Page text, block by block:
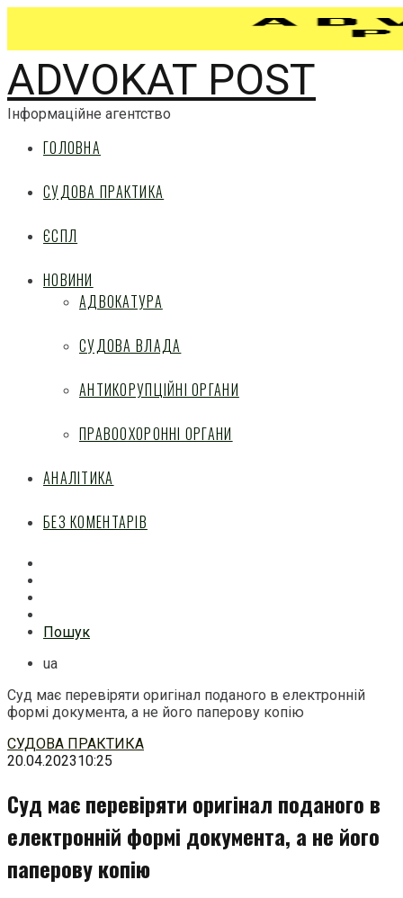
ADVOKAT POST
Інформаційне агентство
ГОЛОВНА
СУДОВА ПРАКТИКА
ЄСПЛ
НОВИНИ
АДВОКАТУРА
СУДОВА ВЛАДА
АНТИКОРУПЦІЙНІ ОРГАНИ
ПРАВООХОРОННІ ОРГАНИ
АНАЛІТИКА
БЕЗ КОМЕНТАРІВ
Пошук
ua
Суд має перевіряти оригінал поданого в електронній
формі документа, а не його паперову копію
Перейти
до
СУДОВА ПРАКТИКА
20.04.202310:25
Суд має перевіряти оригінал поданого в
електронній формі документа, а не його
паперову копію